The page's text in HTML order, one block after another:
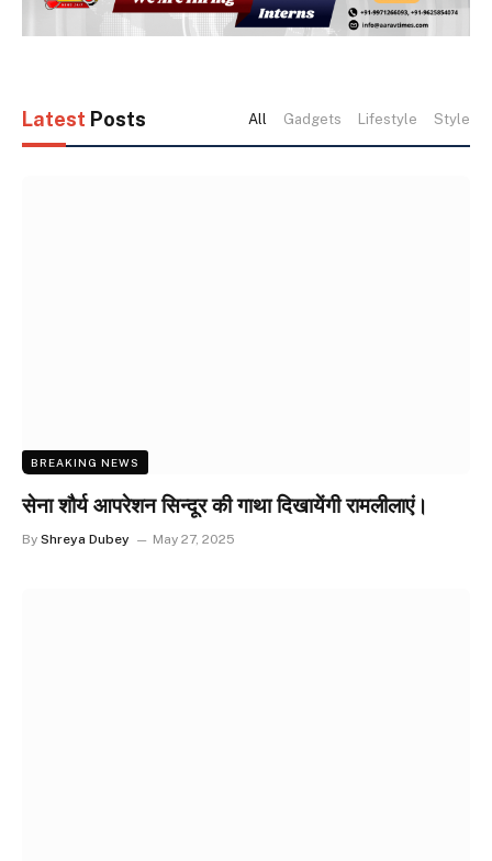
Latest Posts All Gadgets Lifestyle Style
BREAKING NEWS
सेना शौर्य आपरेशन सिन्दूर की गाथा दिखायेंगी रामलीलाएं।
By Shreya Dubey May 27, 2025